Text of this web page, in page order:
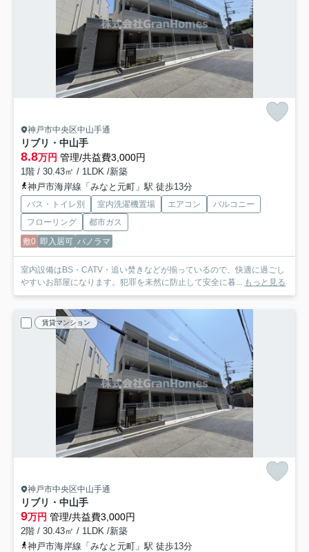
神戸市中央区中山手通
リブリ・中山手
8.8万円 管理/共益費3,000円
1階 / 30.43㎡ / 1LDK /新築
神戸市海岸線「みなと元町」駅 徒歩13分
バス・トイレ別 室内洗濯機置場 エアコン
バルコニー
フローリング
都市ガス
敷0 即入居可 パノラマ
室内設備はBS・CATV・追い焚きなどが揃っているので、快適に過ごし
やすいお部屋になります。犯罪を未然に防止して安全に暮...
もっと見る
賃貸マンション
神戸市中央区中山手通
リブリ・中山手
9万円 管理/共益費3,000円
2階 / 30.43㎡ / 1LDK /新築
神戸市海岸線「みなと元町」駅 徒歩13分